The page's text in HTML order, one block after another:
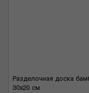
Разделочная доска
30х20 см